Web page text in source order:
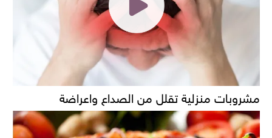
مشروبات منزلية تقلل من الصداع واعراضة